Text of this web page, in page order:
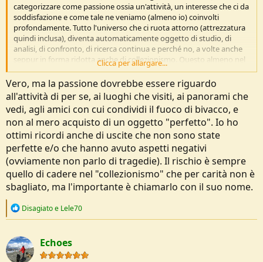
categorizzare come passione ossia un'attività, un interesse che ci da
soddisfazione e come tale ne veniamo (almeno io) coinvolti
profondamente. Tutto l'universo che ci ruota attorno (attrezzatura
quindi inclusa), diventa automaticamente oggetto di studio, di
analisi, di confronto, di ricerca continua e perché no, a volte anche
seppur in forma ridotta anche di collezionismo. Questo almeno nel
mio caso spiega il perché io abbia tanto di quel materiale da
outdoor da sopperire alle esigenze di almeno tre persone distinte
Clicca per allargare...
Vero, ma la passione dovrebbe essere riguardo
all'attività di per se, ai luoghi che visiti, ai panorami che
vedi, agli amici con cui condividi il fuoco di bivacco, e
non al mero acquisto di un oggetto "perfetto". Io ho
ottimi ricordi anche di uscite che non sono state
perfette e/o che hanno avuto aspetti negativi
(ovviamente non parlo di tragedie). Il rischio è sempre
quello di cadere nel "collezionismo" che per carità non è
sbagliato, ma l'importante è chiamarlo con il suo nome.
R
c
t
i
Disagiatoe Lele70
Echoes